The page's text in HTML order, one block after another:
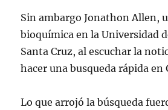
Sin ambargo Jonathon Allen,
bioquímica en la Universidad
Santa Cruz, al escuchar la
hacer una busqueda rápida en
Lo que arrojó la búsqueda